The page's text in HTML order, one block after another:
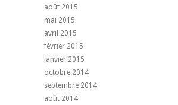
août 2015
mai 2015
avril 2015
février 2015
janvier 2015
octobre 2014
septembre 2014
août 2014